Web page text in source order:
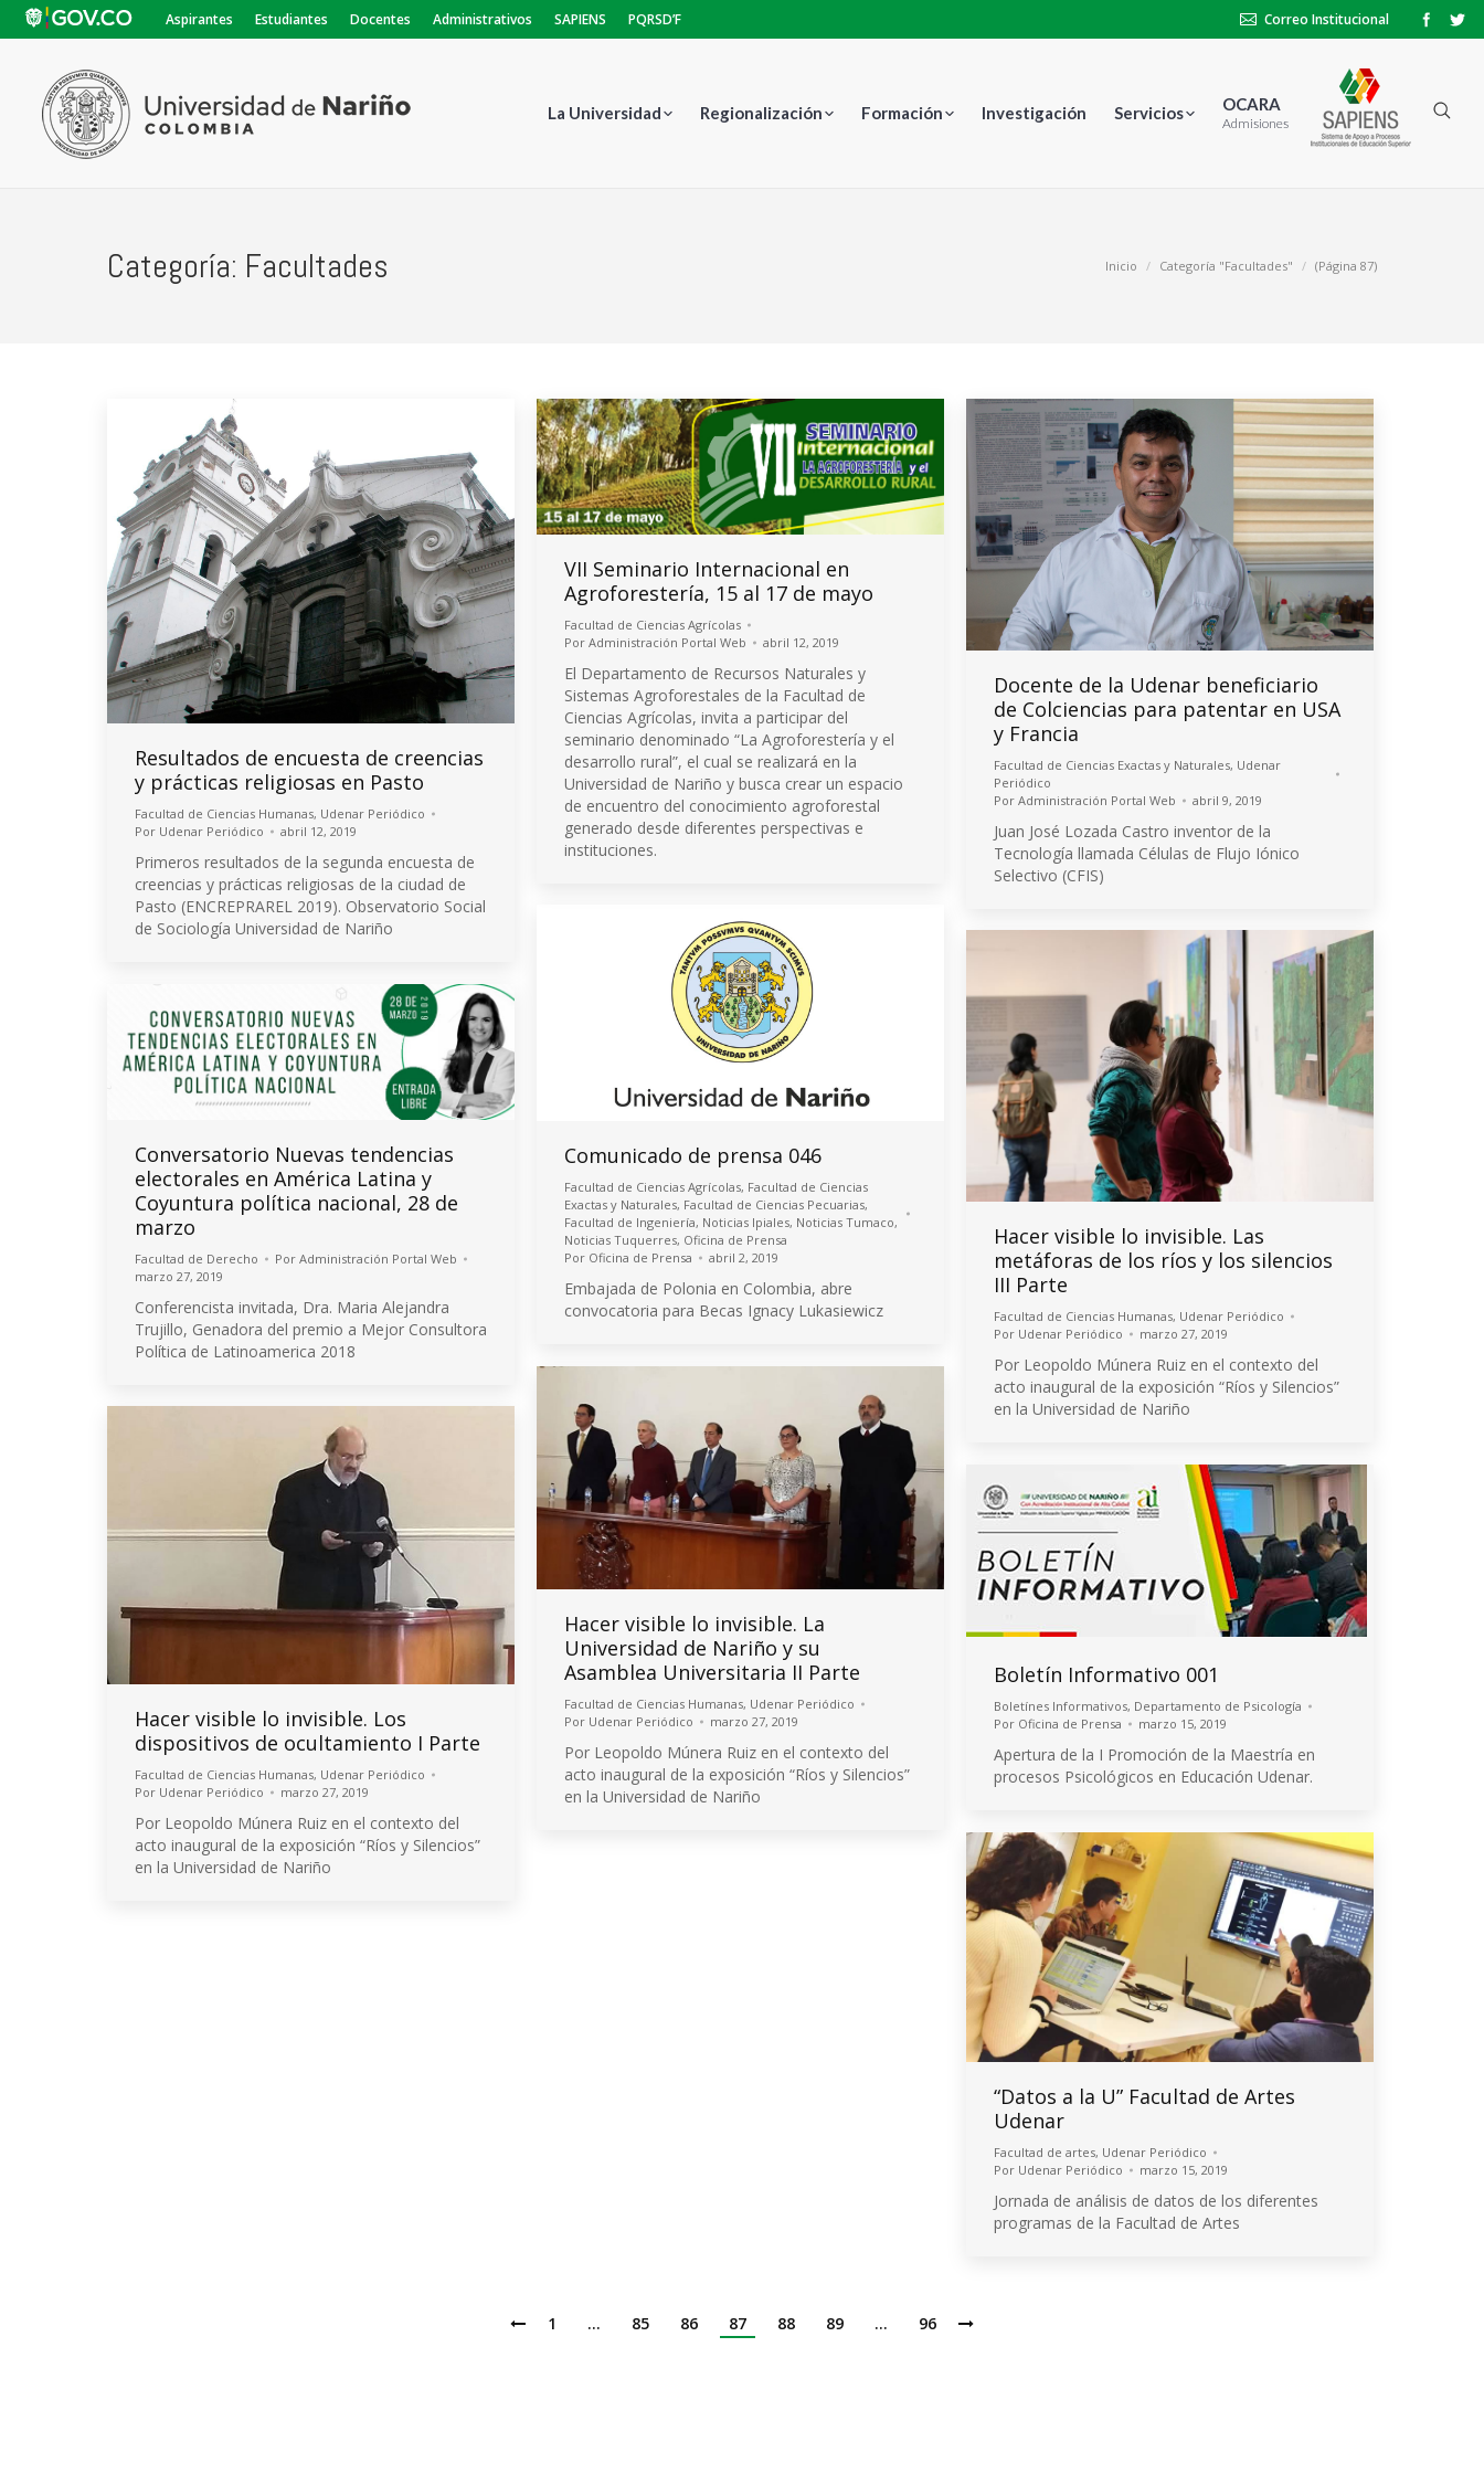
Aspirantes Estudiantes Docentes Administrativos SAPIENS PQRSD’F Correo Institucional
La Universidad Regionalización Formación Investigación Servicios OCARA
Admisiones
Categoría: Facultades Inicio Categoría "Facultades" (Página 87)
Resultados de encuesta de creencias
y prácticas religiosas en Pasto
Facultad de Ciencias Humanas, Udenar Periódico
Por Udenar Periódico abril 12, 2019
Primeros resultados de la segunda encuesta de
creencias y prácticas religiosas de la ciudad de
Pasto (ENCREPRAREL 2019). Observatorio Social
de Sociología Universidad de Nariño
VII Seminario Internacional en
Agroforestería, 15 al 17 de mayo
Facultad de Ciencias Agrícolas
Por Administración Portal Web abril 12, 2019
El Departamento de Recursos Naturales y
Sistemas Agroforestales de la Facultad de
Ciencias Agrícolas, invita a participar del
seminario denominado “La Agroforestería y el
desarrollo rural”, el cual se realizará en la
Universidad de Nariño y busca crear un espacio
de encuentro del conocimiento agroforestal
generado desde diferentes perspectivas e
instituciones.
Docente de la Udenar beneficiario
de Colciencias para patentar en USA
y Francia
Facultad de Ciencias Exactas y Naturales, Udenar
Periódico
Por Administración Portal Web abril 9, 2019
Juan José Lozada Castro inventor de la
Tecnología llamada Células de Flujo Iónico
Selectivo (CFIS)
Comunicado de prensa 046
Facultad de Ciencias Agrícolas, Facultad de Ciencias
Exactas y Naturales, Facultad de Ciencias Pecuarias,
Facultad de Ingeniería, Noticias Ipiales, Noticias Tumaco,
Noticias Tuquerres, Oficina de Prensa
Por Oficina de Prensa abril 2, 2019
Embajada de Polonia en Colombia, abre
convocatoria para Becas Ignacy Lukasiewicz
Hacer visible lo invisible. Las
metáforas de los ríos y los silencios
III Parte
Facultad de Ciencias Humanas, Udenar Periódico
Por Udenar Periódico marzo 27, 2019
Por Leopoldo Múnera Ruiz en el contexto del
acto inaugural de la exposición “Ríos y Silencios”
en la Universidad de Nariño
Conversatorio Nuevas tendencias
electorales en América Latina y
Coyuntura política nacional, 28 de
marzo
Facultad de Derecho Por Administración Portal Web
marzo 27, 2019
Conferencista invitada, Dra. Maria Alejandra
Trujillo, Genadora del premio a Mejor Consultora
Política de Latinoamerica 2018
Hacer visible lo invisible. La
Universidad de Nariño y su
Asamblea Universitaria II Parte
Facultad de Ciencias Humanas, Udenar Periódico
Por Udenar Periódico marzo 27, 2019
Por Leopoldo Múnera Ruiz en el contexto del
acto inaugural de la exposición “Ríos y Silencios”
en la Universidad de Nariño
Hacer visible lo invisible. Los
dispositivos de ocultamiento I Parte
Facultad de Ciencias Humanas, Udenar Periódico
Por Udenar Periódico marzo 27, 2019
Por Leopoldo Múnera Ruiz en el contexto del
acto inaugural de la exposición “Ríos y Silencios”
en la Universidad de Nariño
Boletín Informativo 001
Boletínes Informativos, Departamento de Psicología
Por Oficina de Prensa marzo 15, 2019
Apertura de la I Promoción de la Maestría en
procesos Psicológicos en Educación Udenar.
“Datos a la U” Facultad de Artes
Udenar
Facultad de artes, Udenar Periódico
Por Udenar Periódico marzo 15, 2019
Jornada de análisis de datos de los diferentes
programas de la Facultad de Artes
1 … 85 86 87 88 89 … 96